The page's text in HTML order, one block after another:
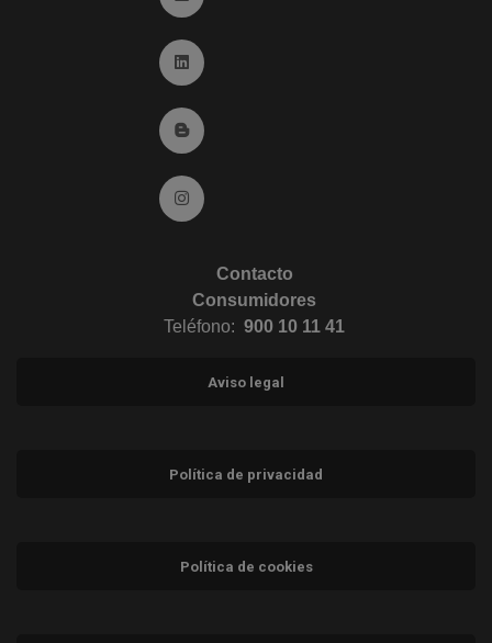
Ir a Linkedin (abre en ventana nueva)
Ir al Blog (abre en ventana nueva)
Ir a Instagram (abre en ventana nueva)
Contacto
Consumidores
Teléfono: 900 10 11 41
Aviso legal
Política de privacidad
Política de cookies